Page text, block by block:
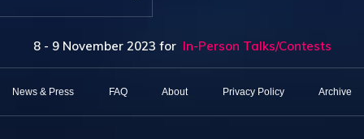
8 - 9 November 2023 for In-Person Talks/Contests
News & Press FAQ About Privacy Policy Archive